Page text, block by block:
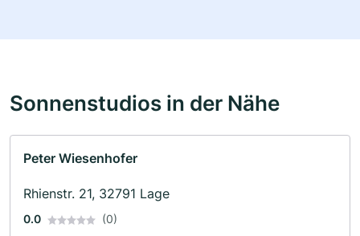
Sonnenstudios in der Nähe
Peter Wiesenhofer
Rhienstr. 21, 32791 Lage
0.0 (0)